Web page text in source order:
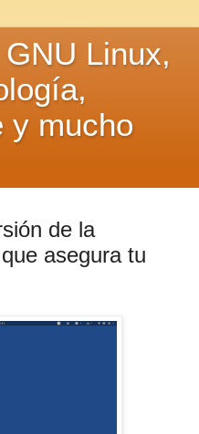
Linux,
y mucho
de la
asegura tu